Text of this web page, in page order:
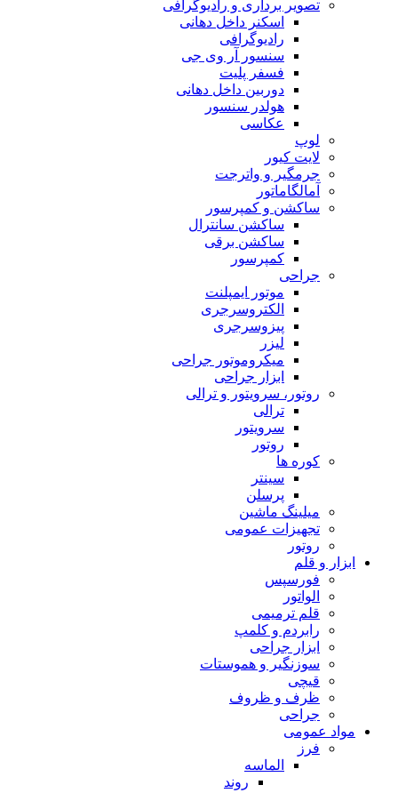
تصویر برداری و رادیوگرافی
اسکنر داخل دهانی
رادیوگرافی
سنسور آر وی جی
فسفر پلیت
دوربین داخل دهانی
هولدر سنسور
عکاسی
لوپ
لایت کیور
جرمگیر و واترجت
آمالگاماتور
ساکشن و کمپرسور
ساکشن سانترال
ساکشن برقی
کمپرسور
جراحی
موتور ایمپلنت
الکتروسرجری
پیزوسرجری
لیزر
میکروموتور جراحی
ابزار جراحی
روتور، سرویتور و ترالی
ترالی
سرویتور
روتور
کوره ها
سینتر
پرسلن
میلینگ ماشین
تجهیزات عمومی
روتور
ابزار و قلم
فورسپس
الواتور
قلم ترمیمی
رابردم و کلمپ
ابزار جراحی
سوزنگیر و هموستات
قیچی
ظرف و ظروف
جراحی
مواد عمومی
فرز
الماسه
روند